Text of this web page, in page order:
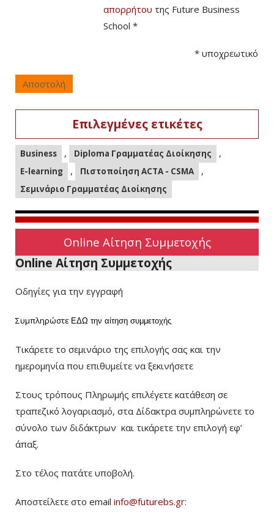
απορρήτου της Future Business
School *
* υποχρεωτικό
Αποστολή
Επιλεγμένες ετικέτες
Business , Diploma Γραμματέας Διοίκησης ,
E-learning , Πιστοποίηση ACTA - CSMA ,
Σεμινάριο Γραμματέας Διοίκησης
Online Αίτηση Συμμετοχής
Online Αίτηση Συμμετοχής
Οδηγίες για την εγγραφή
Συμπληρώστε ΕΔΩ την αίτηση συμμετοχής
Τικάρετε το σεμινάριο της επιλογής σας και την
ημερομηνία που επιθυμείτε να ξεκινήσετε
Στους τρόπους Πληρωμής επιλέγετε κατάθεση σε
τραπεζικό λογαριασμό, στα Δίδακτρα συμπληρώνετε το
σύνολο των διδάκτρων και τικάρετε την επιλογή εφ’
άπαξ.
Στο τέλος πατάτε υποβολή.
Αποστείλετε στο email info@futurebs.gr: